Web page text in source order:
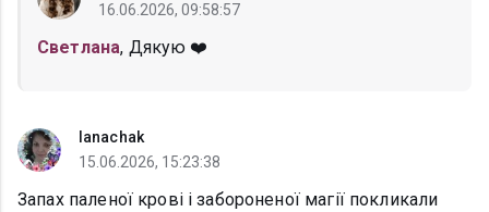
16.06.2026, 09:58:57
Светлана, Дякую ❤️
lanachak
15.06.2026, 15:23:38
Запах паленої крові і забороненої магії покликали